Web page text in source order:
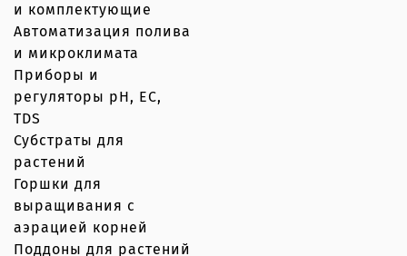
и комплектующие
Автоматизация полива
и микроклимата
Приборы и
регуляторы рН, EC,
TDS
Субстраты для
растений
Горшки для
выращивания с
аэрацией корней
Поддоны для растений